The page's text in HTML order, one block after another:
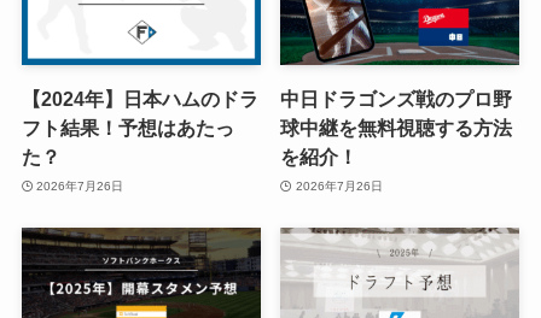
【2024年】日本ハムのドラ
フト結果！予想はあたっ
た？
2026年7月26日
中日ドラゴンズ戦のプロ野
球中継を無料視聴する方法
を紹介！
2026年7月26日